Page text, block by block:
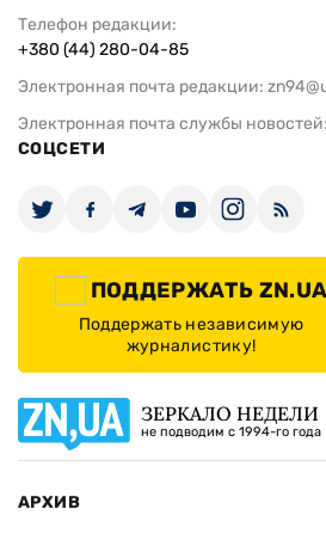
Телефон редакции:
+380 (44) 280-04-85
Электронная почта редакции:
Электронная почта службы новостей:
СОЦСЕТИ
ПОДДЕРЖАТЬ ZN.UA
Поддержать независимую
журналистику!
ЗЕРКАЛО НЕДЕЛИ
не подводим с 1994-го года
АРХИВ